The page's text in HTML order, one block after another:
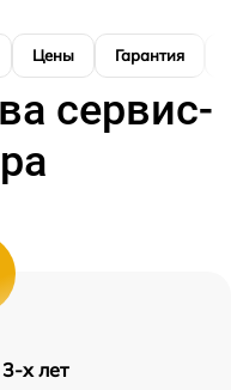
Цены Гарантия
сервис-
х лет